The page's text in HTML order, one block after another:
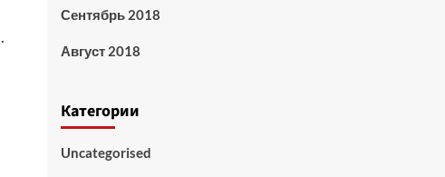
Сентябрь 2018
Август 2018
Категории
Uncategorised